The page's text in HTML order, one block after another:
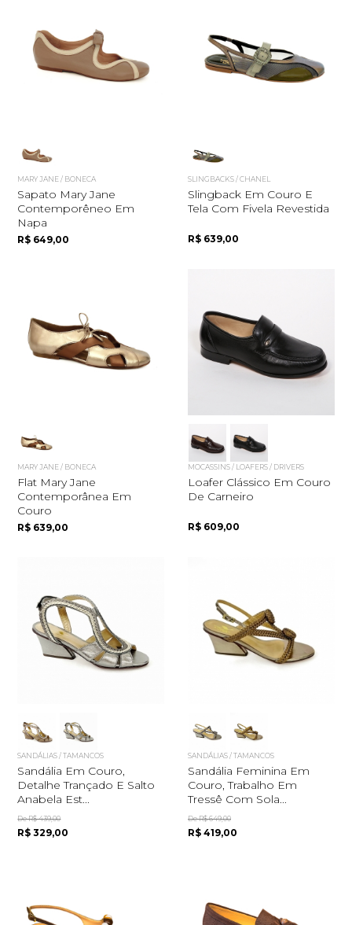
MARY JANE / BONECA
Sapato Mary Jane
Contemporêneo Em
Napa
R$ 649,00
SLINGBACKS / CHANEL
Slingback Em Couro E
Tela Com Fivela Revestida
R$ 639,00
MARY JANE / BONECA
Flat Mary Jane
Contemporânea Em
Couro
R$ 639,00
MOCASSINS / LOAFERS / DRIVERS
Loafer Clássico Em Couro
De Carneiro
R$ 609,00
SANDÁLIAS / TAMANCOS
Sandália Em Couro,
Detalhe Trançado E Salto
Anabela Est...
De R$ 439,00
R$ 329,00
SANDÁLIAS / TAMANCOS
Sandália Feminina Em
Couro, Trabalho Em
Tressê Com Sola...
De R$ 649,00
R$ 419,00